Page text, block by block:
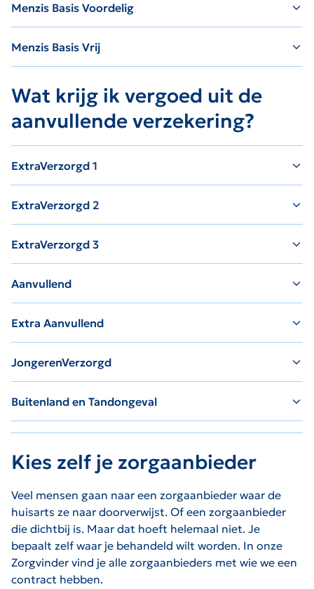
Menzis Basis Voordelig
Menzis Basis Vrij
Wat krijg ik vergoed uit de
aanvullende verzekering?
ExtraVerzorgd 1
ExtraVerzorgd 2
ExtraVerzorgd 3
Aanvullend
Extra Aanvullend
JongerenVerzorgd
Buitenland en Tandongeval
Kies zelf je zorgaanbieder
Veel mensen gaan naar een zorgaanbieder waar de
huisarts ze naar doorverwijst. Of een zorgaanbieder
die dichtbij is. Maar dat hoeft helemaal niet. Je
bepaalt zelf waar je behandeld wilt worden. In onze
Zorgvinder vind je alle zorgaanbieders met wie we een
contract hebben.